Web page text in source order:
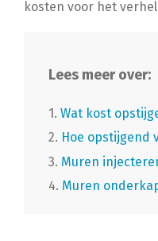
kosten voor het
Lees meer over:
1. Wat kost
2. Hoe opstijgend
3. Muren
4. Muren